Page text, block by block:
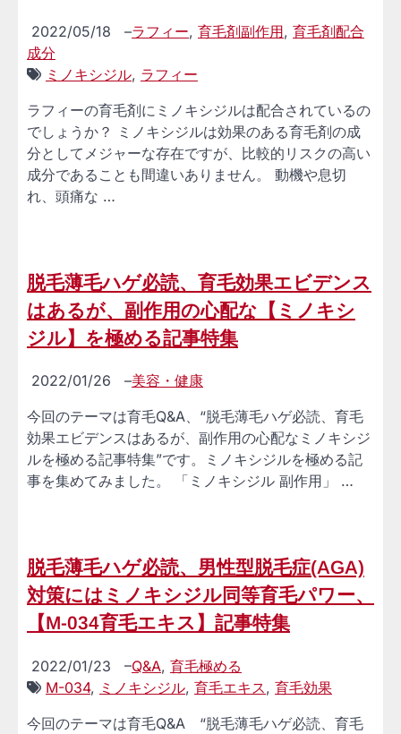
2022/05/18 –ラフィー, 育毛剤副作用, 育毛剤配合
成分
ミノキシジル, ラフィー
ラフィーの育毛剤にミノキシジルは配合されているの
でしょうか？ ミノキシジルは効果のある育毛剤の成
分としてメジャーな存在ですが、比較的リスクの高い
成分であることも間違いありません。 動機や息切
れ、頭痛な …
脱毛薄毛ハゲ必読、育毛効果エビデンス
はあるが、副作用の心配な【ミノキシ
ジル】を極める記事特集
2022/01/26 –美容・健康
今回のテーマは育毛Q&A、“脱毛薄毛ハゲ必読、育毛
効果エビデンスはあるが、副作用の心配なミノキシジ
ルを極める記事特集”です。ミノキシジルを極める記
事を集めてみました。 「ミノキシジル 副作用」 …
脱毛薄毛ハゲ必読、男性型脱毛症(AGA)
対策にはミノキシジル同等育毛パワー、
【M-034育毛エキス】記事特集
2022/01/23 –Q&A, 育毛極める
M-034, ミノキシジル, 育毛エキス, 育毛効果
今回のテーマは育毛Q&A “脱毛薄毛ハゲ必読、育毛